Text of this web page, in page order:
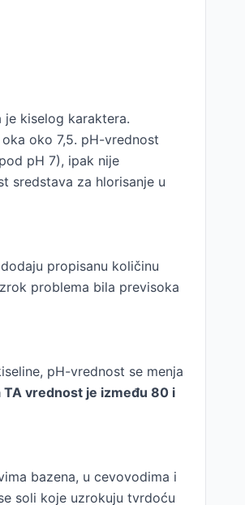
kiselog karaktera.
oko 7,5. pH-vrednost
pH 7), ipak nije
sredstava za hlorisanje u
propisanu količinu
problema bila previsoka
pH-vrednost se menja
TA vrednost je između 80 i
bazena, u cevovodima i
soli koje uzrokuju tvrdoću